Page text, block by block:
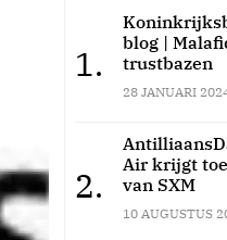
1.
blog |
trustbazen
28 JANUARI
2.
Air krijgt
van SXM
10 AUGUSTUS